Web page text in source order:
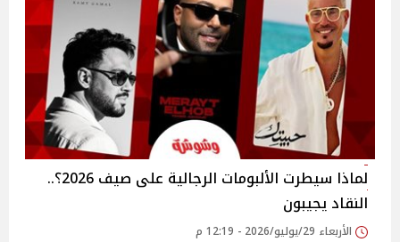
لماذا سيطرت الألبومات الرجالية على صيف 2026؟..
النقاد يجيبون
الأربعاء 29/يوليو/2026 - 12:19 م